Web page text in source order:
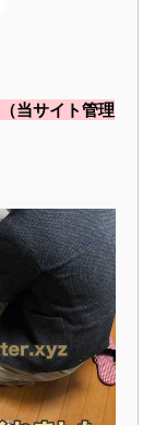
（当サイト管理